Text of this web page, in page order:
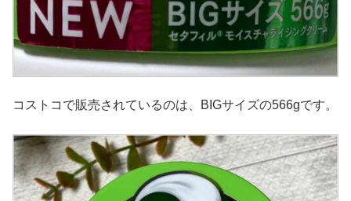
コストコで販売されているのは、BIGサイズの566gです。